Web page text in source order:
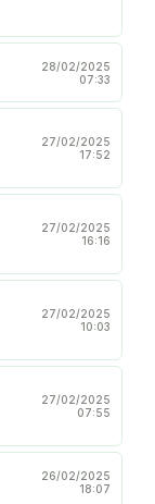
28/02/2025
07:33
27/02/2025
17:52
27/02/2025
16:16
27/02/2025
10:03
27/02/2025
07:55
26/02/2025
18:07